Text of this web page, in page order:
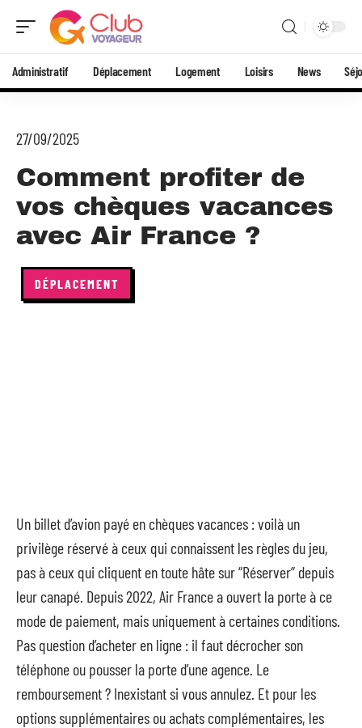
Administratif Déplacement Logement Loisirs News
27/09/2025
Comment profiter de
vos chèques vacances
avec Air France ?
DÉPLACEMENT
Un billet d’avion payé en chèques vacances : voilà un
privilège réservé à ceux qui connaissent les règles du jeu,
pas à ceux qui cliquent en toute hâte sur “Réserver” depuis
leur canapé. Depuis 2022, Air France a ouvert la porte à ce
mode de paiement, mais uniquement à certaines conditions.
Pas question d’acheter en ligne : il faut décrocher son
téléphone ou pousser la porte d’une agence. Le
remboursement ? Inexistant si vous annulez. Et pour les
options supplémentaires ou achats complémentaires, les